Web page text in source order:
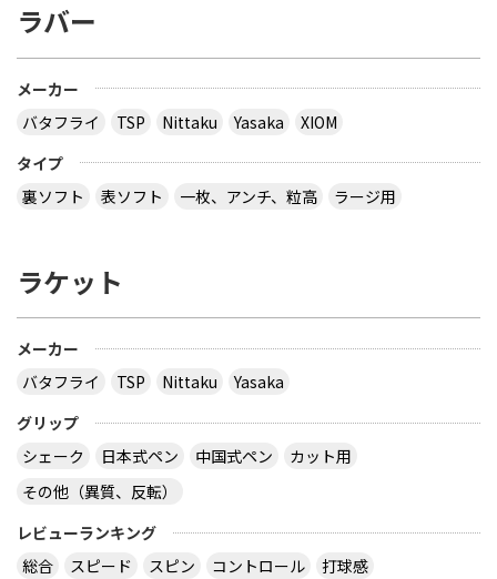
ラバー
メーカー
バタフライ
TSP Nittaku Yasaka
XIOM
タイプ
裏ソフト
表ソフト 一枚、アンチ、粒高 ラージ用
ラケット
メーカー
バタフライ
TSP Nittaku
Yasaka
グリップ
シェーク
日本式ペン 中国式ペン
カット用
その他（異質、反転）
レビューランキング
総合
スピード スピン コントロール 打球感